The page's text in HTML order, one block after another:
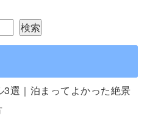
検索
選｜泊まってよかった絶景